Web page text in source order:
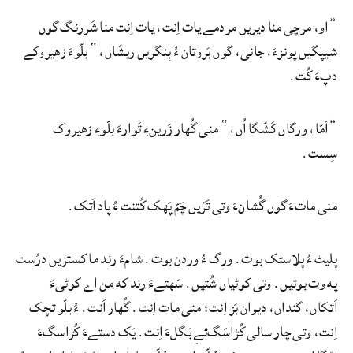
”او، مرچی منا دیریں مردمے یات اِنت، یات اِنت منا شَررنگ گوں
شیپگیں پونزءَ، جانی، گوں بَروتان ءُ بِنگریں ریشّاں،“ بلّوءَ زهیروکے
دپءَ کُت.
”اَمّا، ورگاں کَشّگا اُں،“ منی گُهار زَرینءِ تَوارءَ بلّوءِ زهیروک
سِست.
منی ماتءَ گوں گُشانءَ وتی تَرّیں چَمّ پَهک کُتنت ءُ پاد اَتک.
پلیٹ ءُ پلاسٹک بوت. ورگ ءُ وردن بوت. شامءَ رند ما کستریں درُست
په وت بوتیں. وتی کوٹیاں شُتیں. سَهتےءَ رند که من اے کوٹیءَ
اَتکاں، گنداں، دیوان بَز اِنت؛ منی مات اِنت. گُهار اَنت. ءُ بلّو تچک
اِنت، وتی چار سالی کُڑاسَگ‌ئےِ بَگلءَ اِنت. یَک دستےءَ کُڑاسگءَ